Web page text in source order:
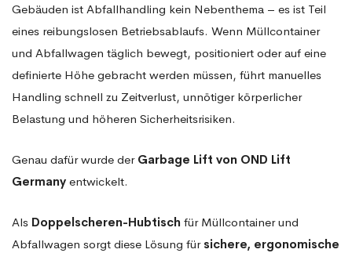
Gebäuden ist Abfallhandling kein Nebenthema – es ist Teil
eines reibungslosen Betriebsablaufs. Wenn Müllcontainer
und Abfallwagen täglich bewegt, positioniert oder auf eine
definierte Höhe gebracht werden müssen, führt manuelles
Handling schnell zu Zeitverlust, unnötiger körperlicher
Belastung und höheren Sicherheitsrisiken.
Genau dafür wurde der Garbage Lift von OND Lift
Germany entwickelt.
Als Doppelscheren-Hubtisch für Müllcontainer und
Abfallwagen sorgt diese Lösung für sichere, ergonomische